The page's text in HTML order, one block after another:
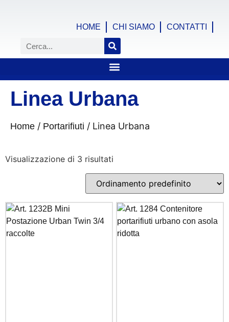
HOME CHI SIAMO CONTATTI
Linea Urbana
Home / Portarifiuti / Linea Urbana
Visualizzazione di 3 risultati